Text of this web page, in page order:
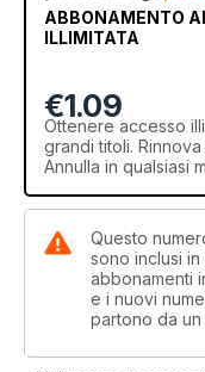
ABBONAMENTO
ILLIMITATA
€1.09
Ottenere accesso
grandi titoli.
Annulla in qualsiasi
Questo
sono inclusi in
abbonamenti
e i nuovi
partono da